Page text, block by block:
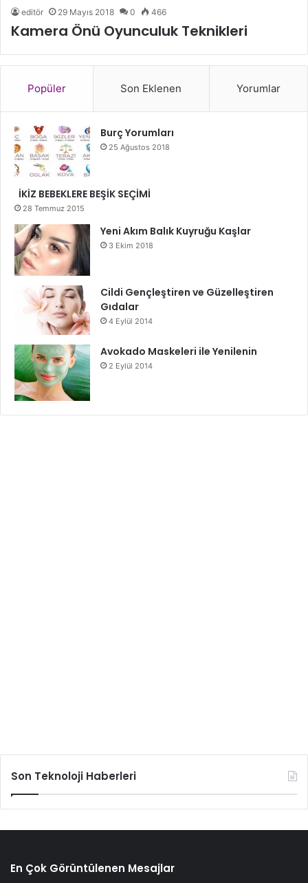
editör 29 Mayıs 2018 0 466
Kamera Önü Oyunculuk Teknikleri
Popüler Son Eklenen Yorumlar
Burç Yorumları
25 Ağustos 2018
İKİZ BEBEKLERE BEŞİK SEÇİMİ
28 Temmuz 2015
Yeni Akım Balık Kuyruğu Kaşlar
3 Ekim 2018
Cildi Gençleştiren ve Güzelleştiren
Gıdalar
4 Eylül 2014
Avokado Maskeleri ile Yenilenin
2 Eylül 2014
Son Teknoloji Haberleri
En Çok Görüntülenen Mesajlar